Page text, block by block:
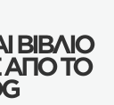
ΒΙΒΛΊΟ
ΑΠΌ ΤΟ